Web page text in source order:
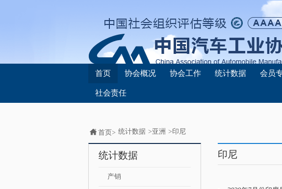
首页 协会概况 协会工作 统计数据 会员
社会责任
首页> 统计数据 >亚洲 >印尼
统计数据
产销
印尼